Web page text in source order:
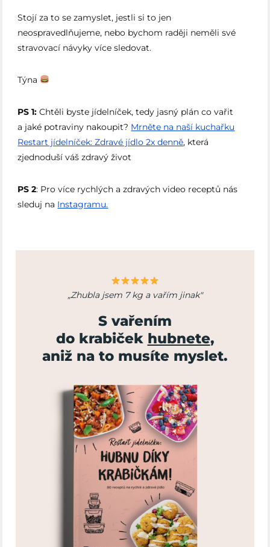
Stojí za to se zamyslet, jestli si to jen
neospravedlňujeme, nebo bychom raději neměli své
stravovací návyky více sledovat.
Týna
PS 1: Chtěli byste jídelníček, tedy jasný plán co vařit
a jaké potraviny nakoupit? Mrněte na naší kuchařku
Restart jídelníček: Zdravé jídlo 2x denně⁠, která
zjednoduší váš zdravý život
PS 2: Pro více rychlých a zdravých video receptů nás
sleduj na Instagramu.
„Zhubla jsem 7 kg a vařím jinak"
S vařením
do krabiček hubnete,
aniž na to musíte myslet.